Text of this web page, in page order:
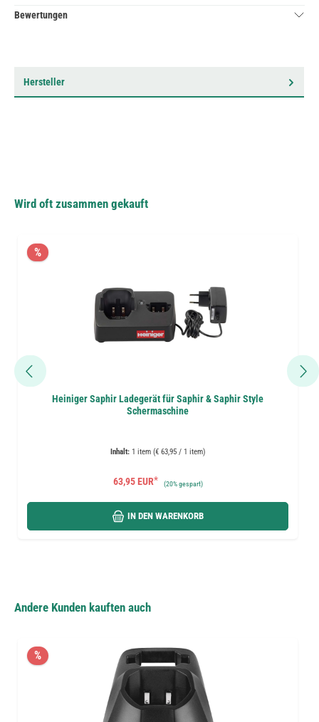
Bewertungen
Hersteller
Wird oft zusammen gekauft
%
Heiniger Saphir Ladegerät für Saphir & Saphir Style
Schermaschine
Inhalt: 1 item (€ 63,95 / 1 item)
63,95 EUR* (20%gespart)
IN DEN WARENKORB
Andere Kunden kauften auch
%